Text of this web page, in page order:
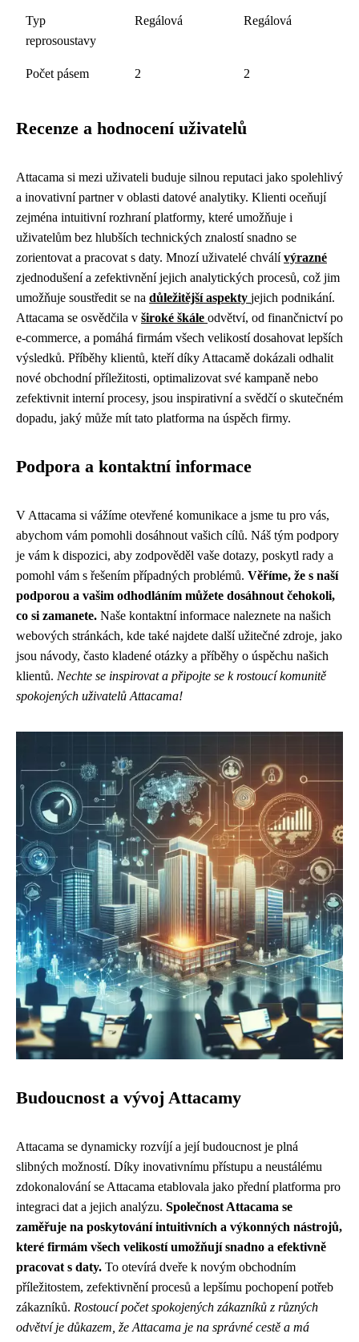
Typ
reprosoustavy
Regálová Regálová
Počet pásem 2 2
Recenze a hodnocení uživatelů
Attacama si mezi uživateli buduje silnou reputaci jako spolehlivý
a inovativní partner v oblasti datové analytiky. Klienti oceňují
zejména intuitivní rozhraní platformy, které umožňuje i
uživatelům bez hlubších technických znalostí snadno se
zorientovat a pracovat s daty. Mnozí uživatelé chválívýrazné
zjednodušení a zefektivnění jejich analytických procesů, což jim
umožňuje soustředit se na důležitější aspekty jejich podnikání.
Attacama se osvědčila v široké škále odvětví, od finančnictví po
e-commerce, a pomáhá firmám všech velikostí dosahovat lepších
výsledků. Příběhy klientů, kteří díky Attacamě dokázali odhalit
nové obchodní příležitosti, optimalizovat své kampaně nebo
zefektivnit interní procesy, jsou inspirativní a svědčí o skutečném
dopadu, jaký může mít tato platforma na úspěch firmy.
Podpora a kontaktní informace
V Attacama si vážíme otevřené komunikace a jsme tu pro vás,
abychom vám pomohli dosáhnout vašich cílů. Náš tým podpory
je vám k dispozici, aby zodpověděl vaše dotazy, poskytl rady a
pomohl vám s řešením případných problémů. Věříme, že s naší
podporou a vašim odhodláním můžete dosáhnout čehokoli,
co si zamanete. Naše kontaktní informace naleznete na našich
webových stránkách, kde také najdete další užitečné zdroje, jako
jsou návody, často kladené otázky a příběhy o úspěchu našich
klientů. Nechte se inspirovat a připojte se k rostoucí komunitě
spokojených uživatelů Attacama!
Budoucnost a vývoj Attacamy
Attacama se dynamicky rozvíjí a její budoucnost je plná
slibných možností. Díky inovativnímu přístupu a neustálému
zdokonalování se Attacama etablovala jako přední platforma pro
integraci dat a jejich analýzu. Společnost Attacama se
zaměřuje na poskytování intuitivních a výkonných nástrojů,
které firmám všech velikostí umožňují snadno a efektivně
pracovat s daty. To otevírá dveře k novým obchodním
příležitostem, zefektivnění procesů a lepšímu pochopení potřeb
zákazníků. Rostoucí počet spokojených zákazníků z různých
odvětví je důkazem, že Attacama je na správné cestě a má